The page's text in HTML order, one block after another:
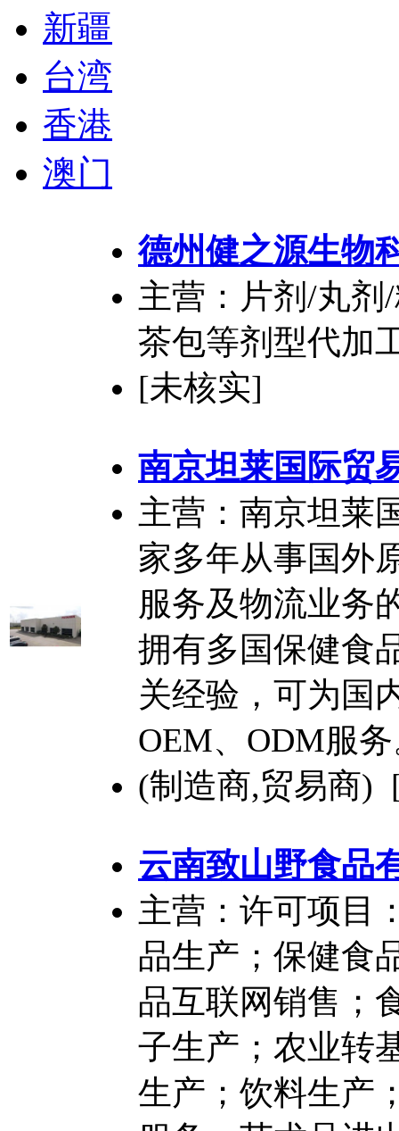
新疆
台湾
香港
澳门
德州健之源生物
主营：片剂/丸
茶包等剂型代加
[未核实]
南京坦莱国际贸
主营：南京坦莱
家多年从事国外
服务及物流业务
拥有多国保健食
关经验，可为国
OEM、ODM服
(制造商,贸易商)
云南致山野食品
主营：许可项目
品生产；保健食
品互联网销售；
子生产；农业转
生产；饮料生产